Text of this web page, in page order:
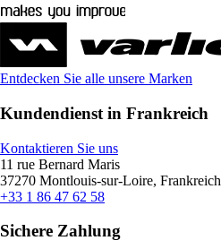
Entdecken Sie alle unsere Marken
Kundendienst in Frankreich
Kontaktieren Sie uns
11 rue Bernard Maris
37270 Montlouis-sur-Loire, Frankreich
+33 1 86 47 62 58
Sichere Zahlung